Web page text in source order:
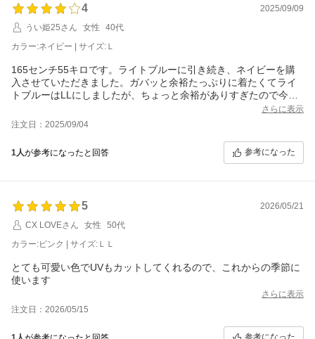
4
2025/09/09
うい姫25さん
女性
40代
カラー:ネイビー | サイズ:Ｌ
165センチ55キロです。ライトブルーに引き続き、ネイビーを購
入させていただきました。ガバッと余裕たっぷりに着たくてライ
トブルーはLLにしましたが、ちょっと余裕がありすぎたので今回
はLにしましたが、Lではいい感じのオーバーサイズでさらに素敵
に着られました！また色違いを買ってしまいそうなくらい着やす
くてかわいいシャツです。
さらに表示
注文日：2025/09/04
1人が参考になったと回答 参考になった
5
2026/05/21
CX LOVEさん
女性
50代
カラー:ピンク | サイズ:ＬＬ
とても可愛い色でUVもカットしてくれるので、これからの季節に
使います
さらに表示
注文日：2026/05/15
参考になった